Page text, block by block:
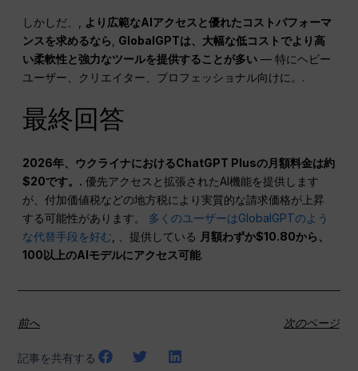
しかしだ、, より広範なAIアクセスと優れたコストパフォーマ
ンスを求めるなら
GlobalGPTは、大幅な低コストでより高
い柔軟性と強力なツールを提供することが多い — 特にヘビー
ユーザー、クリエイター、プロフェッショナル向けに。.
最終回答
2026年、ウクライナにおけるChatGPT Plusの月額料金は約
$20です。. 優先アクセスと拡張されたAI機能を提供します
が、付加価値税などの地方税により実質的な請求価格が上昇
する可能性があります。 多くのユーザーはGlobalGPTのよう
な代替手段を好む , 、提供している 月額わずか$10.80から、
100以上のAIモデルにアクセス可能.
前へ 次のページ
記事を共有する